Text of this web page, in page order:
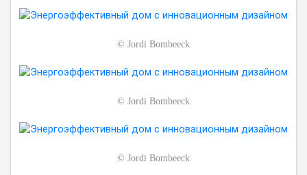
© Jordi Bombeeck
© Jordi Bombeeck
© Jordi Bombeeck